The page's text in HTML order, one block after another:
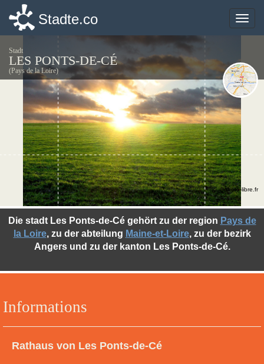
Toggle
Stadte.co
Stadt
LES PONTS-DE-CÉ
(Pays de la Loire)
Informations
Rathaus von Les Ponts-de-Cé
Die stadt Les Ponts-de-Cé gehört zu der region Pays de
la Loire, zu der abteilung Maine-et-Loire, zu der bezirk
Angers und zu der kanton Les Ponts-de-Cé.
©photo-libre.fr
Toggle
Stadte.co